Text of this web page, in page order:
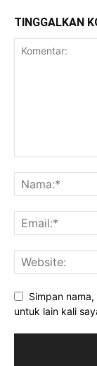
TINGGALKAN
Simpan
untuk lain kali